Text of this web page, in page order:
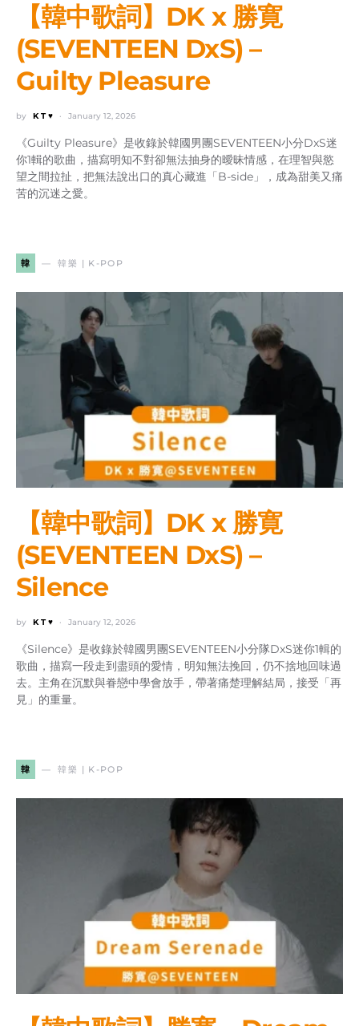
【韓中歌詞】DK x 勝寛
(SEVENTEEN DxS) –
Guilty Pleasure
by K T ♥ January 12, 2026
《Guilty Pleasure》是收錄於韓國男團SEVENTEEN小分DxS迷
你1輯的歌曲，描寫明知不對卻無法抽身的曖昧情感，在理智與慾
望之間拉扯，把無法說出口的真心藏進「B-side」，成為甜美又痛
苦的沉迷之愛。
韓 韓樂 | K-POP
【韓中歌詞】DK x 勝寛
(SEVENTEEN DxS) –
Silence
by K T ♥ January 12, 2026
《Silence》是收錄於韓國男團SEVENTEEN小分隊DxS迷你1輯的
歌曲，描寫一段走到盡頭的愛情，明知無法挽回，仍不捨地回味過
去。主角在沉默與眷戀中學會放手，帶著痛楚理解結局，接受「再
見」的重量。
韓 韓樂 | K-POP